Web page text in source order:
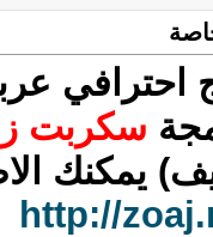
سكربت
يمكنك
http://